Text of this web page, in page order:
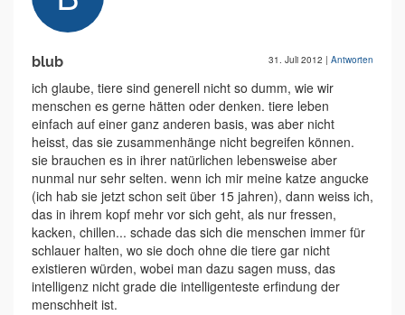
blub 31. Juli 2012 | Antworten
ich glaube, tiere sind generell nicht so dumm, wie wir
menschen es gerne hätten oder denken. tiere leben
einfach auf einer ganz anderen basis, was aber nicht
heisst, das sie zusammenhänge nicht begreifen können.
sie brauchen es in ihrer natürlichen lebensweise aber
nunmal nur sehr selten. wenn ich mir meine katze angucke
(ich hab sie jetzt schon seit über 15 jahren), dann weiss ich,
das in ihrem kopf mehr vor sich geht, als nur fressen,
kacken, chillen... schade das sich die menschen immer für
schlauer halten, wo sie doch ohne die tiere gar nicht
existieren würden, wobei man dazu sagen muss, das
intelligenz nicht grade die intelligenteste erfindung der
menschheit ist.